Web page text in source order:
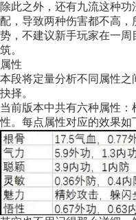
除此之外，还有九流这种
配，导致两种伤害都不高
势，不建议新手玩家在一
筑。
属性
本段将定量分析不同属性
抉择。
当前版本中共有六种属性
性。每点属性对应的效果如